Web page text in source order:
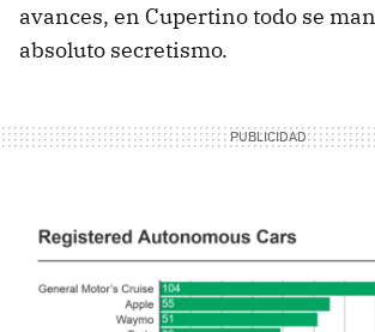
avances, en Cupertino todo se
absoluto secretismo.